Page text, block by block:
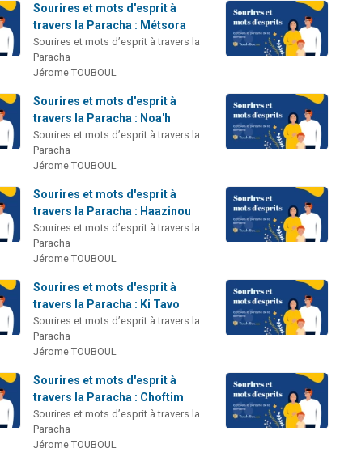
Sourires et mots d'esprit à
travers la Paracha : Métsora
Sourires et mots d’esprit à travers la
Paracha
Jérome TOUBOUL
Sourires et mots d'esprit à
travers la Paracha : Noa'h
Sourires et mots d’esprit à travers la
Paracha
Jérome TOUBOUL
Sourires et mots d'esprit à
travers la Paracha : Haazinou
Sourires et mots d’esprit à travers la
Paracha
Jérome TOUBOUL
Sourires et mots d'esprit à
travers la Paracha : Ki Tavo
Sourires et mots d’esprit à travers la
Paracha
Jérome TOUBOUL
Sourires et mots d'esprit à
travers la Paracha : Choftim
Sourires et mots d’esprit à travers la
Paracha
Jérome TOUBOUL